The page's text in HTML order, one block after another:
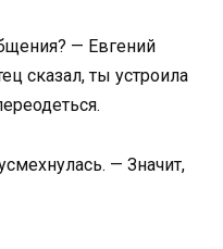
— Евгений
сказал, ты устроила
— Значит,